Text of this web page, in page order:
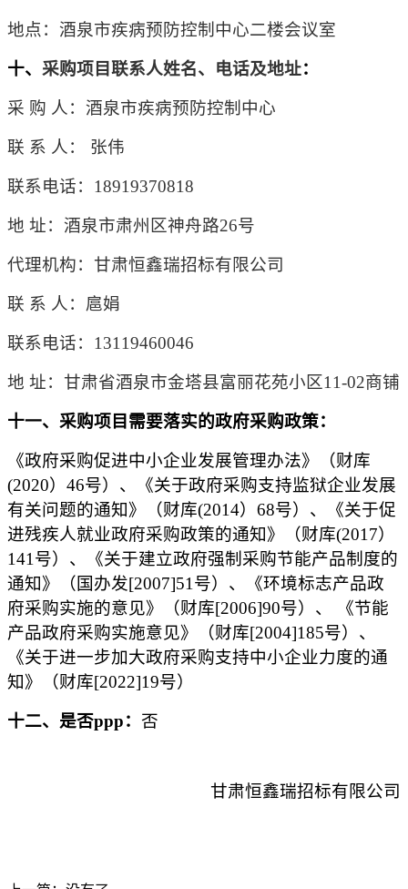
地点：酒泉市疾病预防控制中心二楼会议室
十、 采购项目联系人姓名、电话及地址：
采 购 人：酒泉市疾病预防控制中心
联 系 人： 张伟
联系电话： 18919370818
地 址：酒泉市肃州区神舟路26号
代理机构： 甘肃恒鑫瑞招标有限公司
联 系 人： 扈娟
联系电话： 13119460046
地 址： 甘肃省酒泉市金塔县富丽花苑小区11-02商铺
十一、采购项目需要落实的政府采购政策：
《政府采购促进中小企业发展管理办法》（财库
(2020）46号）、《关于政府采购支持监狱企业发展
有关问题的通知》（财库(2014）68号）、《关于促
进残疾人就业政府采购政策的通知》（财库(2017）
141号）、《关于建立政府强制采购节能产品制度的
通知》（国办发[2007]51号）、《环境标志产品政
府采购实施的意见》（财库[2006]90号）、 《节能
产品政府采购实施意见》（财库[2004]185号）、
《关于进一步加大政府采购支持中小企业力度的通
知》（财库[2022]19号）
十二、是否ppp： 否
甘肃恒鑫瑞招标有限公司